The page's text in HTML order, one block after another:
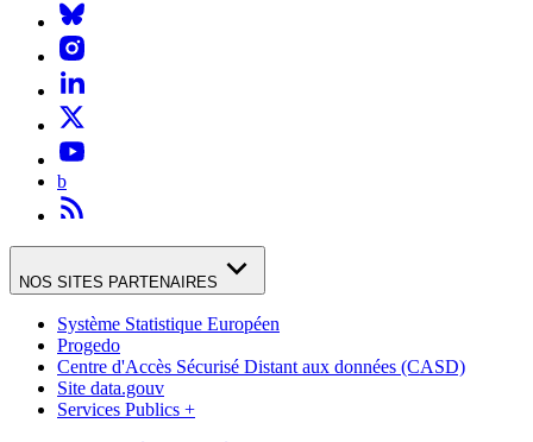
b
NOS SITES PARTENAIRES
Système Statistique Européen
Progedo
Centre d'Accès Sécurisé Distant aux données (CASD)
Site data.gouv
Services Publics +